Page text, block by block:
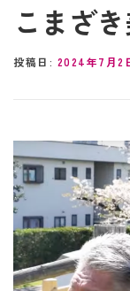
こまざ
投稿日: 2024年7月2